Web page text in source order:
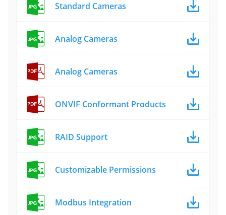
Standard Cameras
Analog Cameras
Analog Cameras
ONVIF Conformant Products
RAID Support
Customizable Permissions
Modbus Integration